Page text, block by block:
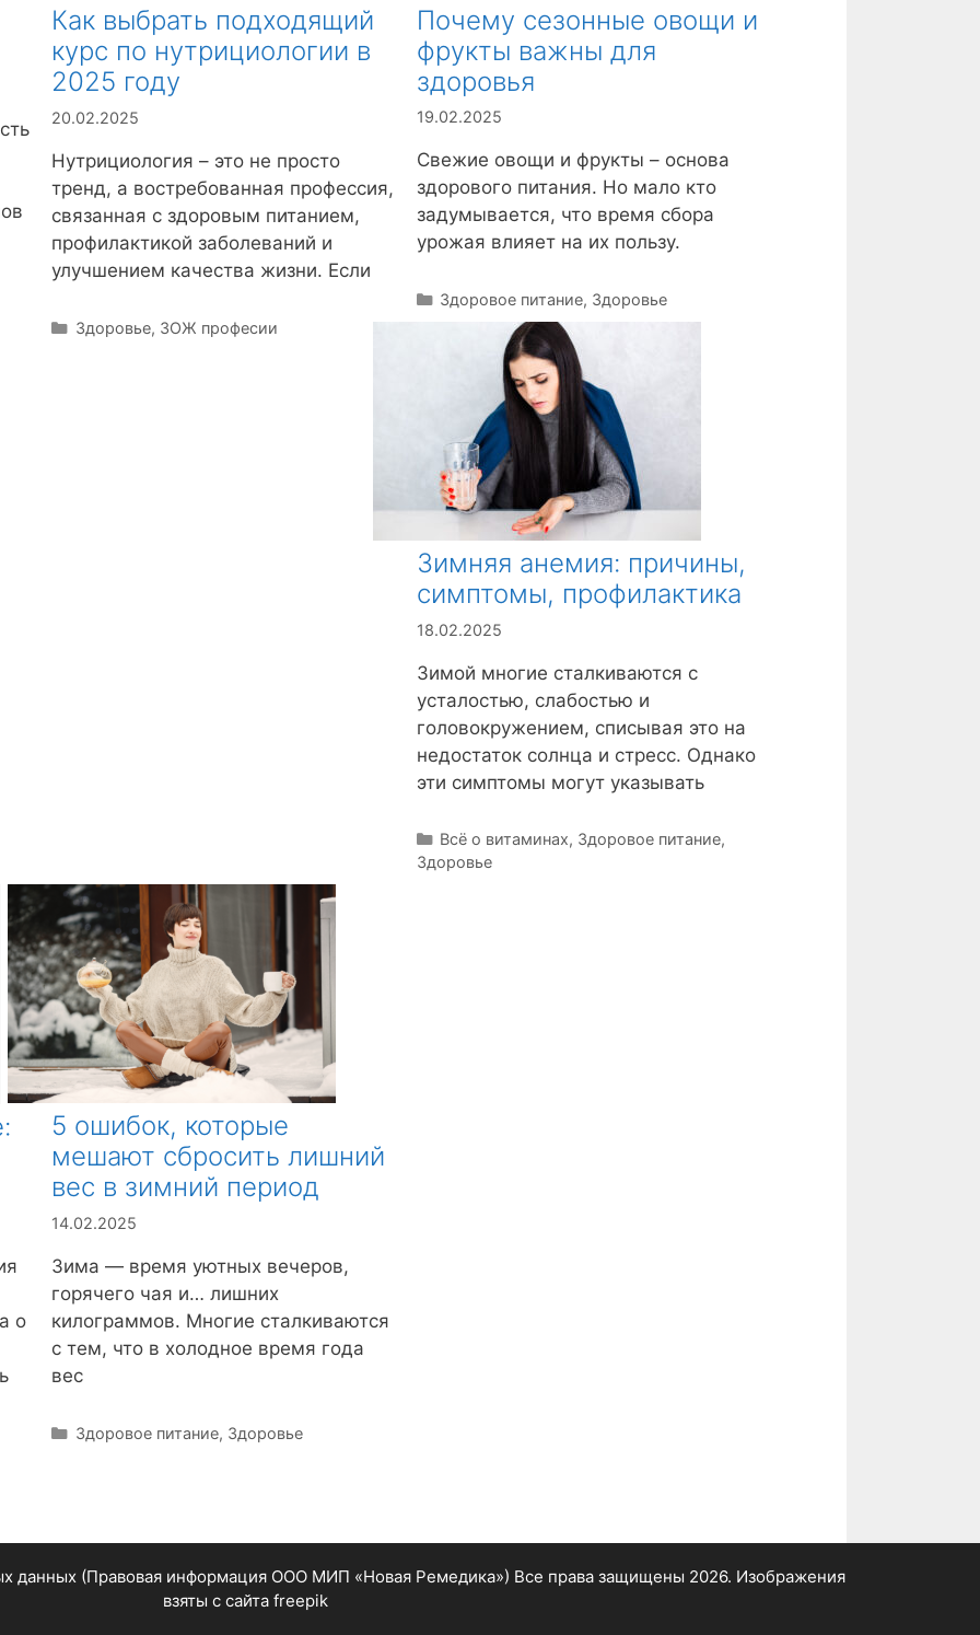
Как выбрать подходящий
курс по нутрициологии в
2025 году
20.02.2025
Нутрициология – это не просто
тренд, а востребованная профессия,
связанная с здоровым питанием,
профилактикой заболеваний и
улучшением качества жизни. Если
Р
Здоровье, ЗОЖ професии
Почему сезонные овощи и
фрукты важны для
здоровья
19.02.2025
Свежие овощи и фрукты – основа
здорового питания. Но мало кто
задумывается, что время сбора
урожая влияет на их пользу.
Р
Здоровое питание, Здоровье
Зимняя анемия: причины,
симптомы, профилактика
18.02.2025
Зимой многие сталкиваются с
усталостью, слабостью и
головокружением, списывая это на
недостаток солнца и стресс. Однако
эти симптомы могут указывать
Р
у
Всё о витаминах, Здоровое питание,
Здоровье
о
5 ошибок, которые
мешают сбросить лишний
вес в зимний период
14.02.2025
Зима — время уютных вечеров,
горячего чая и… лишних
килограммов. Многие сталкиваются
с тем, что в холодное время года
вес
Р
к
и
Здоровое питание, Здоровье
данных (Правовая информация ООО МИП «Новая Ремедика») Все права защищены 2026. Изображения
взяты с сайта freepik